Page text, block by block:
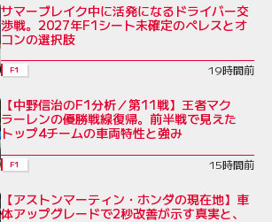
サマーブレイク中に活発になるドライバー交
渉戦。2027年F1シート未確定のペレスとオ
コンの選択肢
F1 19時間前
【中野信治のF1分析／第11戦】王者マク
ラーレンの優勝戦線復帰。前半戦で見えた
トップ4チームの車両特性と強み
F1 15時間前
【アストンマーティン・ホンダの現在地】車
体アップグレードで2秒改善が示す真実と、